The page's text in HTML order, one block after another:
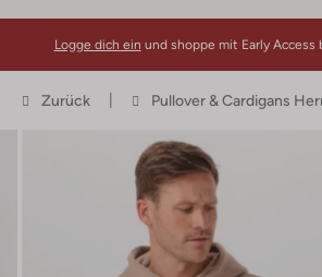
Logge dich ein und shoppe mit Early Access
Zurück Pullover & Cardigans